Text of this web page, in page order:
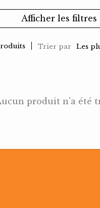
Afficher les filtres
Trier par Les
produit n'a été